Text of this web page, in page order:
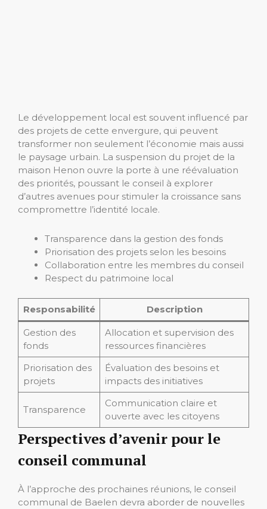
Le développement local est souvent influencé par
des projets de cette envergure, qui peuvent
transformer non seulement l’économie mais aussi
le paysage urbain. La suspension du projet de la
maison Henon ouvre la porte à une réévaluation
des priorités, poussant le conseil à explorer
d’autres avenues pour stimuler la croissance sans
compromettre l’identité locale.
Transparence dans la gestion des fonds
Priorisation des projets selon les besoins
Collaboration entre les membres du conseil
Respect du patrimoine local
Responsabilité Description
Gestion des
fonds
Allocation et supervision des
ressources financières
Priorisation des
projets
Évaluation des besoins et
impacts des initiatives
Transparence
Communication claire et
ouverte avec les citoyens
Perspectives d’avenir pour le
conseil communal
À l’approche des prochaines réunions, le conseil
communal de Baelen devra aborder de nouvelles